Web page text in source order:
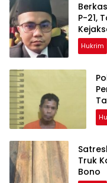
P-21,
Hukrim
Truk
Bono